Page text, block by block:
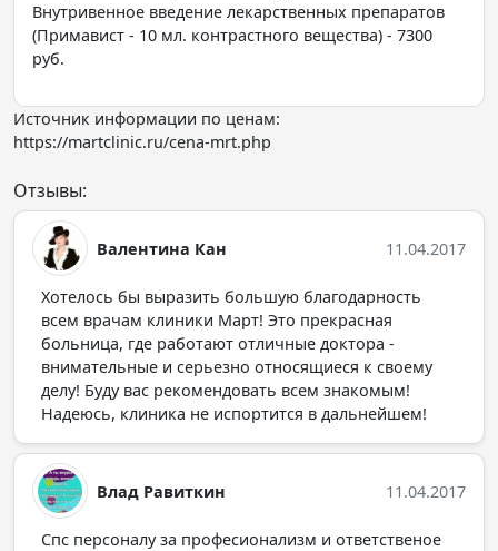
Внутривенное введение лекарственных препаратов
(Примавист - 10 мл. контрастного вещества) - 7300
руб.
Источник информации по ценам:
https://martclinic.ru/cena-mrt.php
Отзывы:
Валентина Кан 11.04.2017
Хотелось бы выразить большую благодарность
всем врачам клиники Март! Это прекрасная
больница, где работают отличные доктора -
внимательные и серьезно относящиеся к своему
делу! Буду вас рекомендовать всем знакомым!
Надеюсь, клиника не испортится в дальнейшем!
Влад Равиткин 11.04.2017
Спс персоналу за професионализм и ответственое